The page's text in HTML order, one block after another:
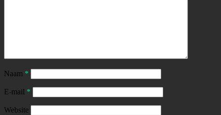
Naam *
E-mail *
Website